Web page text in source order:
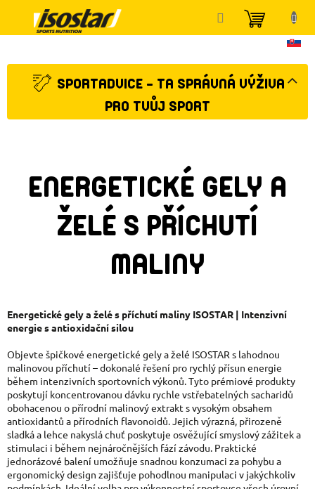
obsah
KOŠÍK
SPORTADVICE - TA SPRÁVNÁ VÝŽIVA
PRO TVŮJ SPORT
ENERGETICKÉ GELY A
ŽELÉ S PŘÍCHUTÍ
MALINY
Energetické gely a želé s příchutí maliny ISOSTAR | Intenzivní
energie s antioxidační silou
Objevte špičkové energetické gely a želé ISOSTAR s lahodnou
malinovou příchutí – dokonalé řešení pro rychlý přísun energie
během intenzivních sportovních výkonů. Tyto prémiové produkty
poskytují koncentrovanou dávku rychle vstřebatelných sacharidů
obohacenou o přírodní malinový extrakt s vysokým obsahem
antioxidantů a přírodních flavonoidů. Jejich výrazná, přirozeně
sladká a lehce nakyslá chuť poskytuje osvěžující smyslový zážitek a
stimulaci i během nejnáročnějších fází závodu. Praktické
jednorázové balení umožňuje snadnou konzumaci za pohybu a
ergonomický design zajišťuje pohodlnou manipulaci v jakýchkoliv